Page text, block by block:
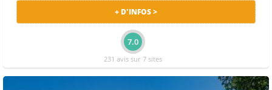
+ D'INFOS >
7.0
231 avis sur 7 sites